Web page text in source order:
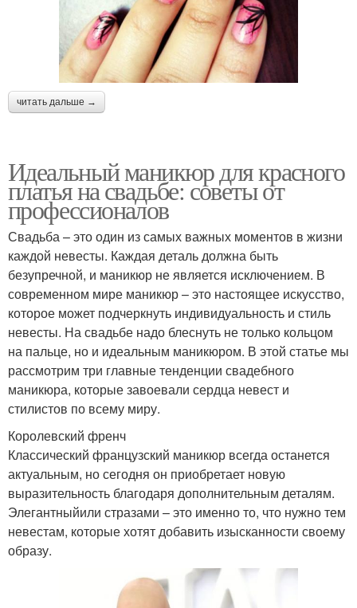
читать дальше →
Идеальный маникюр для красного
платья на свадьбе: советы от
профессионалов
Свадьба – это один из самых важных моментов в жизни
каждой невесты. Каждая деталь должна быть
безупречной, и маникюр не является исключением. В
современном мире маникюр – это настоящее искусство,
которое может подчеркнуть индивидуальность и стиль
невесты. На свадьбе надо блеснуть не только кольцом
на пальце, но и идеальным маникюром. В этой статье мы
рассмотрим три главные тенденции свадебного
маникюра, которые завоевали сердца невест и
стилистов по всему миру.
Королевский френч
Классический французский маникюр всегда останется
актуальным, но сегодня он приобретает новую
выразительность благодаря дополнительным деталям.
Элегантныйили стразами – это именно то, что нужно тем
невестам, которые хотят добавить изысканности своему
образу.